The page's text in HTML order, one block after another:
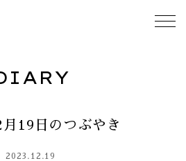
ABOUT
19日のつぶやき
2023.12.19